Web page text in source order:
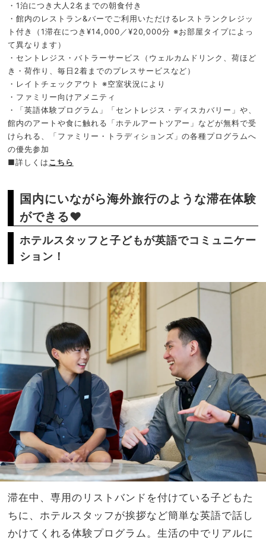
・1泊につき大人2名までの朝食付き
・館内のレストラン&バーでご利用いただけるレストランクレジッ
ト付き（1滞在につき¥14,000／¥20,000分 ※お部屋タイプによっ
て異なります）
・セントレジス・バトラーサービス（ウェルカムドリンク、荷ほど
き・荷作り、毎日2着までのプレスサービスなど）
・レイトチェックアウト ※空室状況により
・ファミリー向けアメニティ
・「英語体験プログラム」「セントレジス・ ディスカバリー」や、
館内のアートや食に触れる「ホテルアートツアー」 などが無料で受
けられる、
「ファミリー・トラディションズ」の各種プログラムへ
の優先参加
■詳しくはこちら
国内にいながら海外旅行のような滞在体験
ができる❤
ホテルスタッフと子どもが英語でコミュニケー
ション！
滞在中、専用のリストバンドを付けている子どもた
ちに、ホテルスタッフが挨拶など簡単な英語で話し
かけてくれる体験プログラム。生活の中でリアルに